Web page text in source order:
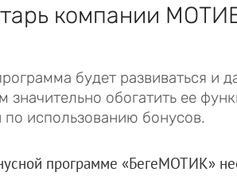
компании
будет развиваться и
значительно обогатить ее
использованию бонусов.
программе «БегеМОТИК»